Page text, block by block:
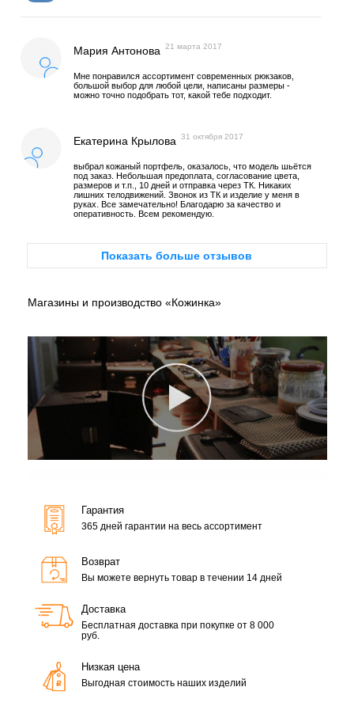
Мария Антонова 21 марта 2017
Мне понравился ассортимент современных рюкзаков,
большой выбор для любой цели, написаны размеры -
можно точно подобрать тот, какой тебе подходит.
Екатерина Крылова 31 октября 2017
выбрал кожаный портфель, оказалось, что модель шьётся
под заказ. Небольшая предоплата, согласование цвета,
размеров и т.п., 10 дней и отправка через ТК. Никаких
лишних телодвижений. Звонок из ТК и изделие у меня в
руках. Все замечательно! Благодарю за качество и
оперативность. Всем рекомендую.
Показать больше отзывов
Магазины и производство «Кожинка»
Гарантия
365 дней гарантии на весь ассортимент
Возврат
Вы можете вернуть товар в течении 14 дней
Доставка
Бесплатная доставка при покупке от 8 000
руб.
Низкая цена
Выгодная стоимость наших изделий